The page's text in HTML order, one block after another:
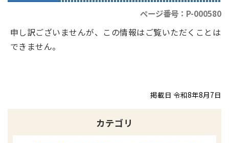
ページ番号：P-000580
申し訳ございませんが、この情報はご覧いただくことは
できません。
掲載日 令和8年8月7日
カテゴリ